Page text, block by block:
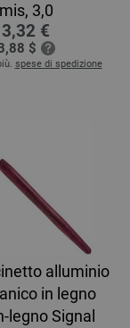
mis, 3,0
3,32 €
$
spese di spedizione
alluminio
in legno
legno Signal